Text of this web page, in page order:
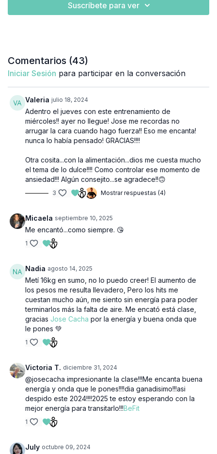
Suscríbete para ver
Comentarios (43)
Iniciar Sesión para participar en la conversación
Valeria julio 18, 2024
Adentro el jueves con este entrenamiento de
miércoles!! ayer no llegue! Jose me recordas no
arrugar la cara cuando hago fuerza!! Eso me encanta!
nunca lo había pensado! GRACIAS!!!!
Otra cosita...con la alimentación...dios me cuesta mucho
el tema de lo dulce!!!! Como controlar ese momento de
ansiedad!!! Algún consejito...se agradece!!🙃
3 Mostrar respuestas (4)
Micaela septiembre 10, 2025
Me encantó...como siempre. 😘
1
Nadia agosto 14, 2025
Metí 16kg en sumo, no lo puedo creer! El aumento de
los pesos me resulta llevadero, Pero los hits me
cuestan mucho aún, me siento sin energía para poder
terminarlos más la falta de aire. Me encató está clase,
gracias Jose Cacha por la energía y buena onda que
le pones 💚
1
Victoria T. diciembre 31, 2024
@josecacha impresionante la clase!!!Me encanta buena
energía y onda que le pones!!!!dia ganadisimo!!!asi
despido este 2024!!!!2025 te estoy esperando con la
mejor energía para transitarlo!!!BeFit
1
July octubre 09, 2024